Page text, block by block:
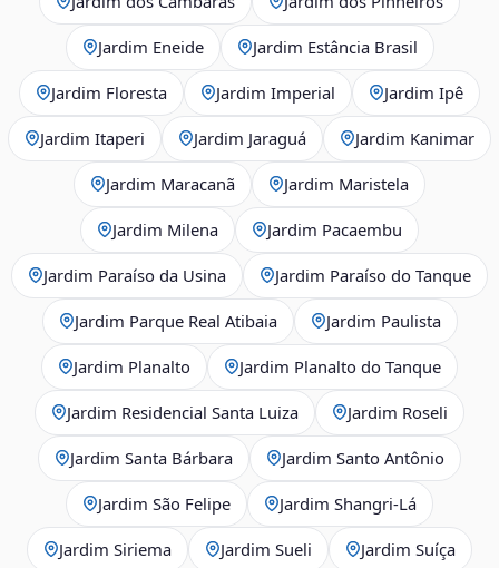
Jardim Eneide Jardim Estância Brasil
Jardim Floresta Jardim Imperial Jardim Ipê
Jardim Itaperi Jardim Jaraguá Jardim Kanimar
Jardim Maracanã Jardim Maristela
Jardim Milena Jardim Pacaembu
Jardim Paraíso da Usina Jardim Paraíso do Tanque
Jardim Parque Real Atibaia Jardim Paulista
Jardim Planalto Jardim Planalto do Tanque
Jardim Residencial Santa Luiza Jardim Roseli
Jardim Santa Bárbara Jardim Santo Antônio
Jardim São Felipe Jardim Shangri-Lá
Jardim Siriema Jardim Sueli Jardim Suíça